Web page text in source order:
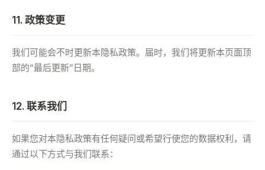
11. 政策变更
我们可能会不时更新本隐私政策。届时，我们将更新本页面顶
部的“最后更新”日期。
12. 联系我们
如果您对本隐私政策有任何疑问或希望行使您的数据权利，请
通过以下方式与我们联系：